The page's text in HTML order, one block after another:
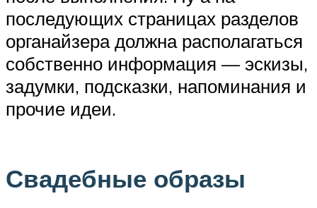
последующих страницах разделов
органайзера должна располагаться
собственно информация — эскизы,
задумки, подсказки, напоминания и
прочие идеи.
Свадебные образы